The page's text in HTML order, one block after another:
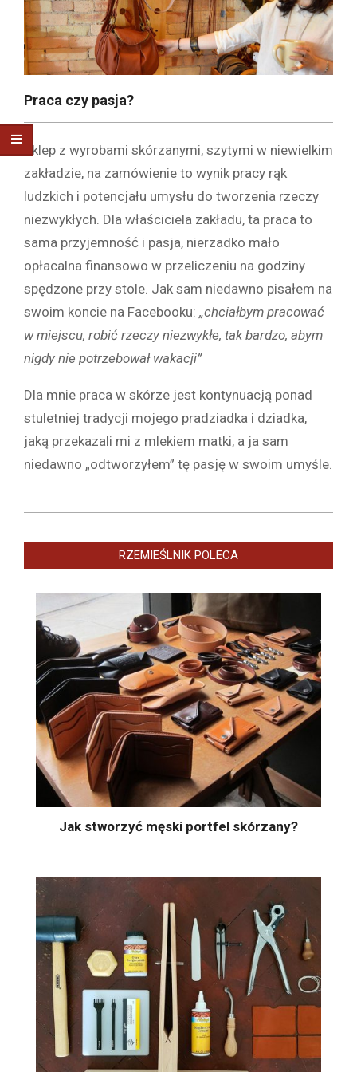
Praca czy pasja?
Sklep z wyrobami skórzanymi, szytymi w niewielkim
zakładzie, na zamówienie to wynik pracy rąk
ludzkich i potencjału umysłu do tworzenia rzeczy
niezwykłych. Dla właściciela zakładu, ta praca to
sama przyjemność i pasja, nierzadko mało
opłacalna finansowo w przeliczeniu na godziny
spędzone przy stole. Jak sam niedawno pisałem na
swoim koncie na Facebooku: „chciałbym pracować
w miejscu, robić rzeczy niezwykłe, tak bardzo, abym
nigdy nie potrzebował wakacji”
Dla mnie praca w skórze jest kontynuacją ponad
stuletniej tradycji mojego pradziadka i dziadka,
jaką przekazali mi z mlekiem matki, a ja sam
niedawno „odtworzyłem” tę pasję w swoim umyśle.
01-
RZEMIEŚLNIK POLECA
Jak stworzyć męski portfel skórzany?